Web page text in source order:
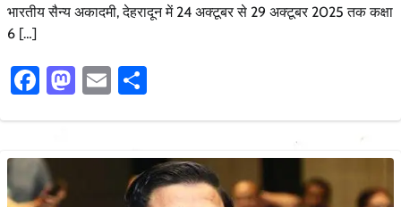
भारतीय सैन्य अकादमी, देहरादून में 24 अक्टूबर से 29 अक्टूबर 2025 तक कक्षा
6 […]
Facebook
Mastodon
Email